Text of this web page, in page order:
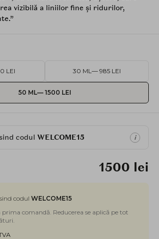
vizibilă a liniilor fine și ridurilor,
LEI 30 ML— 985 LEI
50 ML— 1500 LEI
codul WELCOME15 i
1500 lei
codul WELCOME15
prima comandă. Reducerea se aplică pe tot